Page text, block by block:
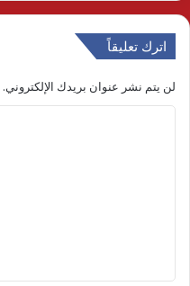
اترك تعليقاً
لن يتم نشر عنوان بريدك الإلكتروني.
ق